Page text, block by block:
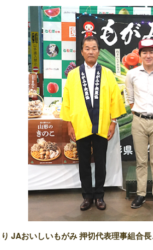
JAおいしいもがみ 押切代表理事組合